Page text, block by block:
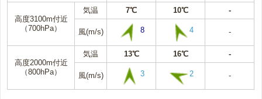
高度3100m付近
（700hPa）
気温 7℃ 10℃ -
風(m/s) 8 4 -
高度2000m付近
（800hPa）
気温 13℃ 16℃ -
風(m/s) 3 2 -